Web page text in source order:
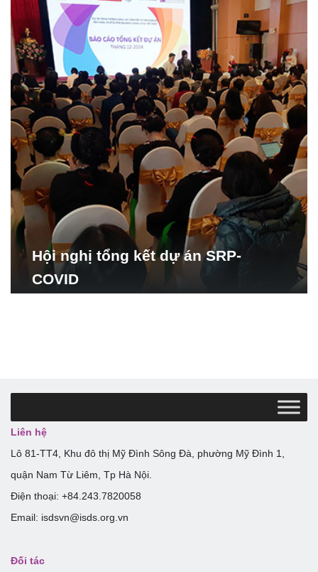
Hội nghị tổng kết dự án SRP-
COVID
Liên hệ
Lô 81-TT4, Khu đô thị Mỹ Đình Sông Đà, phường Mỹ Đình 1,
quận Nam Từ Liêm, Tp Hà Nội.
Điện thoại: +84.243.7820058
Email: isdsvn@isds.org.vn
Đối tác